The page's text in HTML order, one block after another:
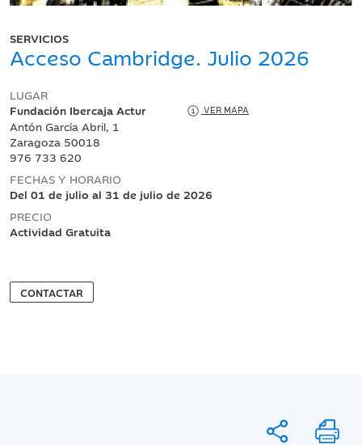
SERVICIOS
Acceso Cambridge. Julio 2026
LUGAR
Fundación Ibercaja Actur
VER MAPA
Antón García Abril, 1
Zaragoza 50018
976 733 620
FECHAS Y HORARIO
Del 01 de julio al 31 de julio de 2026
PRECIO
Actividad Gratuita
CONTACTAR